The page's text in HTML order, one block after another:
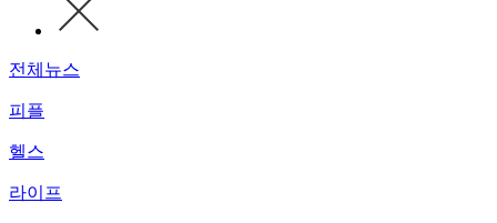
전체뉴스
피플
헬스
라이프